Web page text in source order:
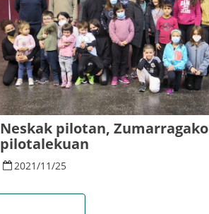
Neskak pilotan, Zumarragako
pilotalekuan
2021/11/25